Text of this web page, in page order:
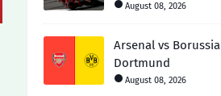
August 08, 2026
Arsenal vs Borussia
Dortmund
August 08, 2026